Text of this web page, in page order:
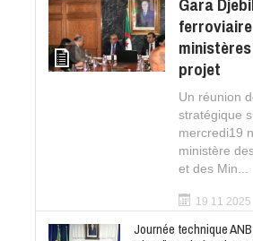
projet
Un réunion
stratégique
mercredi19
ministère
et des Min...
19 11 2025
Journée technique